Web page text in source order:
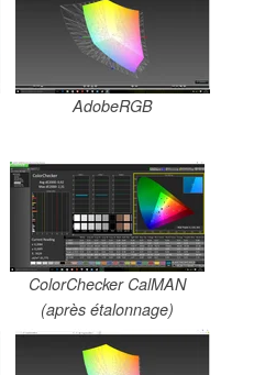
AdobeRGB
ColorChecker CalMAN
(après étalonnage)